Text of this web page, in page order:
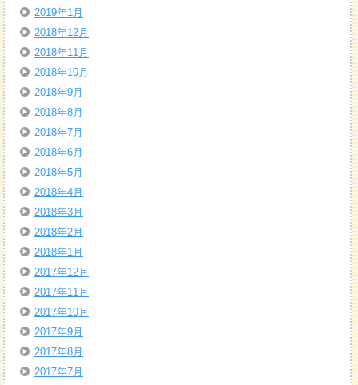
2019年1月
2018年12月
2018年11月
2018年10月
2018年9月
2018年8月
2018年7月
2018年6月
2018年5月
2018年4月
2018年3月
2018年2月
2018年1月
2017年12月
2017年11月
2017年10月
2017年9月
2017年8月
2017年7月